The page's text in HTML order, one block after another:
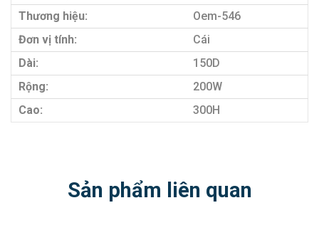
Thương hiệu:
Oem-546
Đơn vị tính:
Cái
Dài:
150D
Rộng:
200W
Cao:
300H
Sản phẩm liên quan